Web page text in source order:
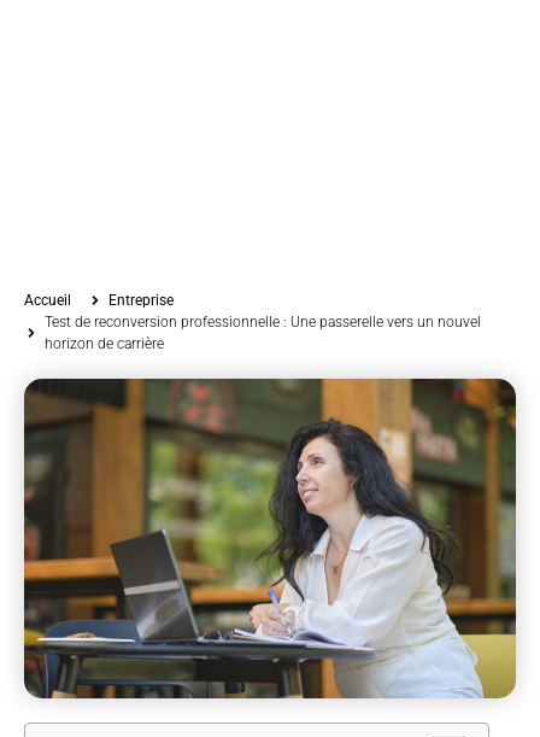
Accueil
Entreprise
Test de reconversion professionnelle : Une passerelle vers un nouvel
horizon de carrière